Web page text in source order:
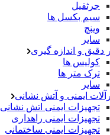
جرثقیل
سیم بکسل ها
وینچ
سایر
دقیق و اندازه گیری
کولیس ها
ترک متر ها
سایر
ایمنی و آتش نشانی
تجهیزات ایمنی اتش نشانی
تجهیزات ایمنی راهداری
تجهیزات ایمنی ساختمانی